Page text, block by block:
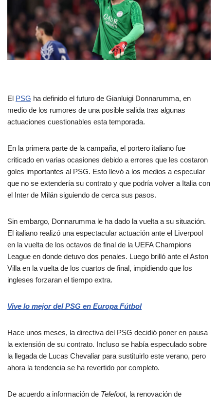
El PSG ha definido el futuro de Gianluigi Donnarumma, en
medio de los rumores de una posible salida tras algunas
actuaciones cuestionables esta temporada.
En la primera parte de la campaña, el portero italiano fue
criticado en varias ocasiones debido a errores que les costaron
goles importantes al PSG. Esto llevó a los medios a especular
que no se extendería su contrato y que podría volver a Italia con
el Inter de Milán siguiendo de cerca sus pasos.
Sin embargo, Donnarumma le ha dado la vuelta a su situación.
El italiano realizó una espectacular actuación ante el Liverpool
en la vuelta de los octavos de final de la UEFA Champions
League en donde detuvo dos penales. Luego brilló ante el Aston
Villa en la vuelta de los cuartos de final, impidiendo que los
ingleses forzaran el tiempo extra.
Vive lo mejor del PSG en Europa Fútbol
Hace unos meses, la directiva del PSG decidió poner en pausa
la extensión de su contrato. Incluso se había especulado sobre
la llegada de Lucas Chevaliar para sustituirlo este verano, pero
ahora la tendencia se ha revertido por completo.
De acuerdo a información de Telefoot, la renovación de